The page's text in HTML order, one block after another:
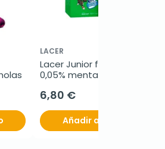
LACER
Lacer Junior flúor diario
0,05% menta, 500 ml
6,80 €
Añadir al carrito